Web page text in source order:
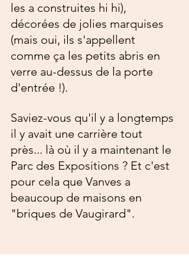
les a construites hi hi),
décorées de jolies marquises
(mais oui, ils s'appellent
comme ça les petits abris en
verre au-dessus de la porte
d'entrée !).
Saviez-vous qu'il y a longtemps
il y avait une carrière tout
près... là où il y a maintenant le
Parc des Expositions ? Et c'est
pour cela que Vanves a
beaucoup de maisons en
"briques de Vaugirard".